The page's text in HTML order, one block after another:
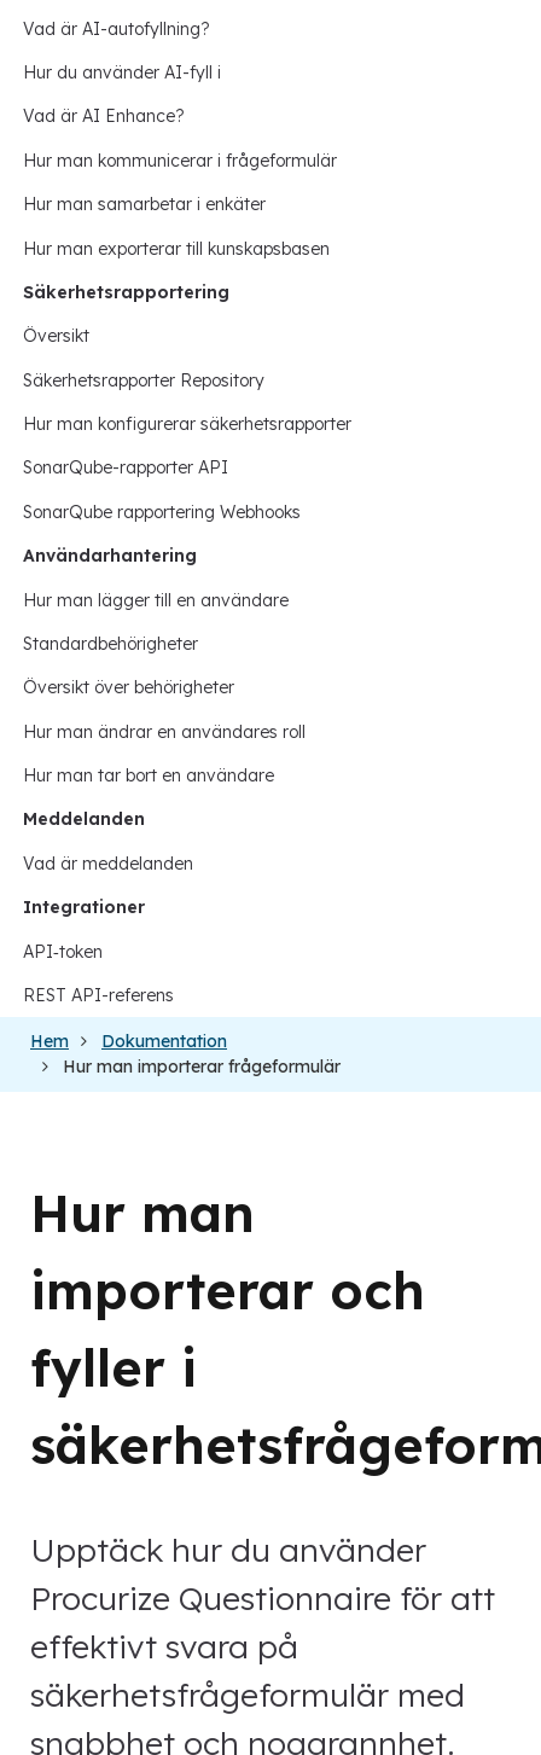
Vad är AI-autofyllning?
Hur du använder AI-fyll i
Vad är AI Enhance?
Hur man kommunicerar i frågeformulär
Hur man samarbetar i enkäter
Hur man exporterar till kunskapsbasen
Säkerhetsrapportering
Översikt
Säkerhetsrapporter Repository
Hur man konfigurerar säkerhetsrapporter
SonarQube-rapporter API
SonarQube rapportering Webhooks
Användarhantering
Hur man lägger till en användare
Standardbehörigheter
Översikt över behörigheter
Hur man ändrar en användares roll
Hur man tar bort en användare
Meddelanden
Vad är meddelanden
Integrationer
API‑token
REST API-referens
Hem
Dokumentation
Hur man importerar frågeformulär
Hur man
importerar och
fyller i
Upptäck hur du använder
Procurize Questionnaire för att
effektivt svara på
säkerhetsfrågeformulär med
snabbhet och noggrannhet.